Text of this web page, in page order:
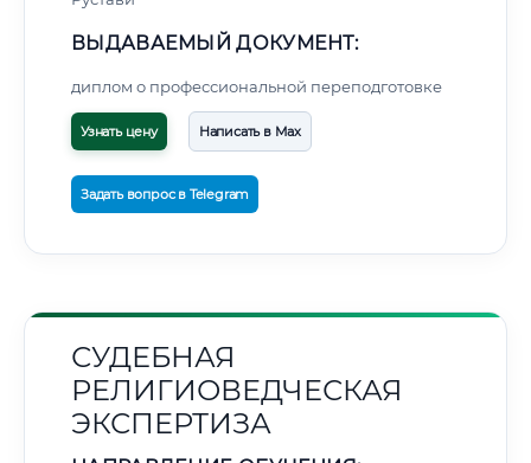
ВЫДАВАЕМЫЙ ДОКУМЕНТ:
диплом о профессиональной переподготовке
Узнать цену Написать в Max
Задать вопрос в Telegram
СУДЕБНАЯ
РЕЛИГИОВЕДЧЕСКАЯ
ЭКСПЕРТИЗА